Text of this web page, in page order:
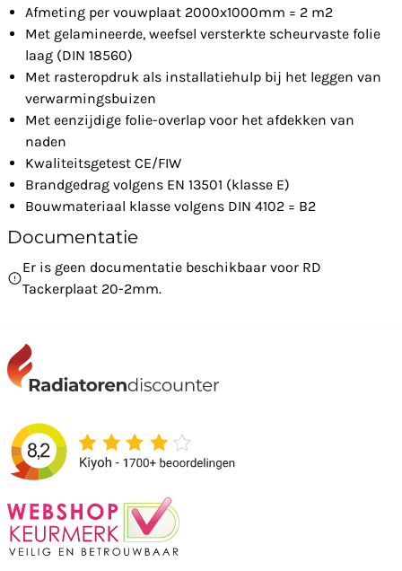
Afmeting per vouwplaat 2000x1000mm = 2 m2
Met gelamineerde, weefsel versterkte scheurvaste folie
laag (DIN 18560)
Met rasteropdruk als installatiehulp bij het leggen van
verwarmingsbuizen
Met eenzijdige folie-overlap voor het afdekken van
naden
Kwaliteitsgetest CE/FIW
Brandgedrag volgens EN 13501 (klasse E)
Bouwmateriaal klasse volgens DIN 4102 = B2
Documentatie
Er is geen documentatie beschikbaar voor RD
Tackerplaat 20-2mm.